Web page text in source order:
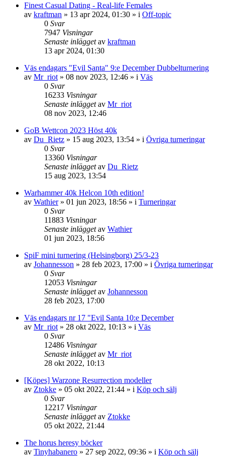
Finest Сasual Dating - Real-life Females
av kraftman » 13 apr 2024, 01:30 » i Off-topic
0 Svar
7947 Visningar
Senaste inläggetav kraftman
13 apr 2024, 01:30
Väs endagars "Evil Santa" 9:e December Dubbelturnering
av Mr_riot » 08 nov 2023, 12:46 » i Väs
0 Svar
16233 Visningar
Senaste inläggetav Mr_riot
08 nov 2023, 12:46
GoB Wettcon 2023 Höst 40k
av Du_Rietz » 15 aug 2023, 13:54 » i Övriga turneringar
0 Svar
13360 Visningar
Senaste inläggetav Du_Rietz
15 aug 2023, 13:54
Warhammer 40k Helcon 10th edition!
av Wathier» 01 jun 2023, 18:56 » i Turneringar
0 Svar
11883 Visningar
Senaste inläggetav Wathier
01 jun 2023, 18:56
SpiF mini turnering (Helsingborg) 25/3-23
av Johannesson » 28 feb 2023, 17:00 » i Övriga turneringar
0 Svar
12053 Visningar
Senaste inläggetav Johannesson
28 feb 2023, 17:00
Väs endagars nr 17 "Evil Santa 10:e December
av Mr_riot » 28 okt 2022, 10:13 » i Väs
0 Svar
12486 Visningar
Senaste inläggetav Mr_riot
28 okt 2022, 10:13
[Köpes] Warzone Resurrection modeller
av Ztokke » 05 okt 2022, 21:44 » i Köp och sälj
0 Svar
12217 Visningar
Senaste inläggetav Ztokke
05 okt 2022, 21:44
The horus heresy böcker
av Tinyhabanero » 27 sep 2022, 09:36 » i Köp och sälj